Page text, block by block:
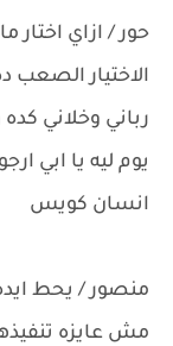
حور / ازاي اختار
الاختيار الصعب
رباني وخلاني
يوم ليه يا ابي
انسان كويس
منصور / يحط
مش عايزه